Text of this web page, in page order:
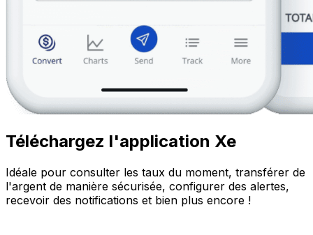
Téléchargez l'application Xe
Idéale pour consulter les taux du moment, transférer de
l'argent de manière sécurisée, configurer des alertes,
recevoir des notifications et bien plus encore !